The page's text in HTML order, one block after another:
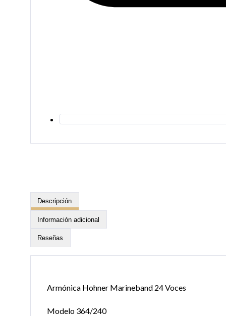
Descripción
Información adicional
Reseñas
Armónica Hohner Marineband 24 Voces
Modelo 364/240